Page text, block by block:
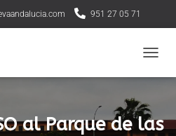
951 27 05 71
al Parque de las